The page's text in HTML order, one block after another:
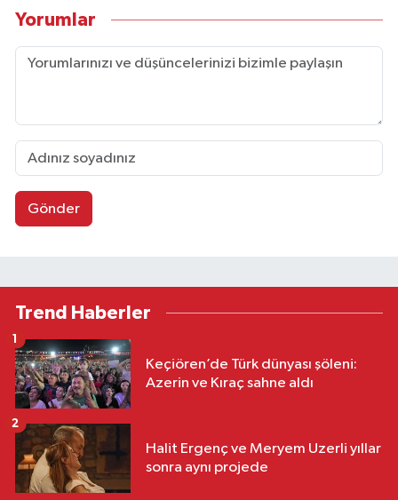
Yorumlar
Gönder
Trend Haberler
Keçiören’de Türk dünyası şöleni:
Azerin ve Kıraç sahne aldı
1
Halit Ergenç ve Meryem Uzerli yıllar
sonra aynı projede
2